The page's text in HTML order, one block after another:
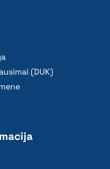
(DUK)